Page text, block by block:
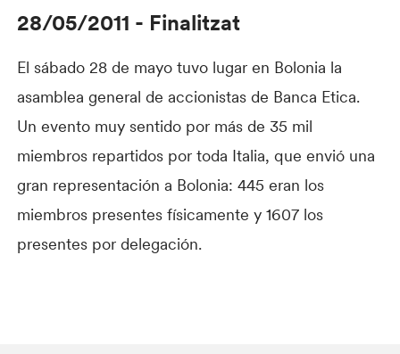
28/05/2011 - Finalitzat
El sábado 28 de mayo tuvo lugar en Bolonia la
asamblea general de accionistas de Banca Etica.
Un evento muy sentido por más de 35 mil
miembros repartidos por toda Italia, que envió una
gran representación a Bolonia: 445 eran los
miembros presentes físicamente y 1607 los
presentes por delegación.